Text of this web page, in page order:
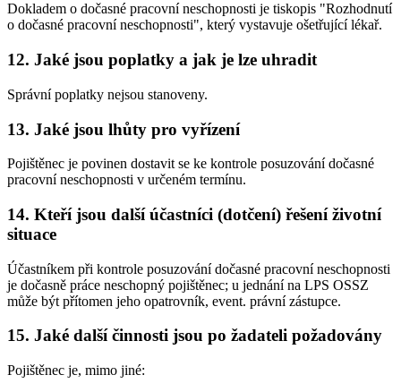
Dokladem o dočasné pracovní neschopnosti je tiskopis "Rozhodnutí
o dočasné pracovní neschopnosti", který vystavuje ošetřující lékař.
12. Jaké jsou poplatky a jak je lze uhradit
Správní poplatky nejsou stanoveny.
13. Jaké jsou lhůty pro vyřízení
Pojištěnec je povinen dostavit se ke kontrole posuzování dočasné
pracovní neschopnosti v určeném termínu.
14. Kteří jsou další účastníci (dotčení) řešení životní
situace
Účastníkem při kontrole posuzování dočasné pracovní neschopnosti
je dočasně práce neschopný pojištěnec; u jednání na LPS OSSZ
může být přítomen jeho opatrovník, event. právní zástupce.
15. Jaké další činnosti jsou po žadateli požadovány
Pojištěnec je, mimo jiné: